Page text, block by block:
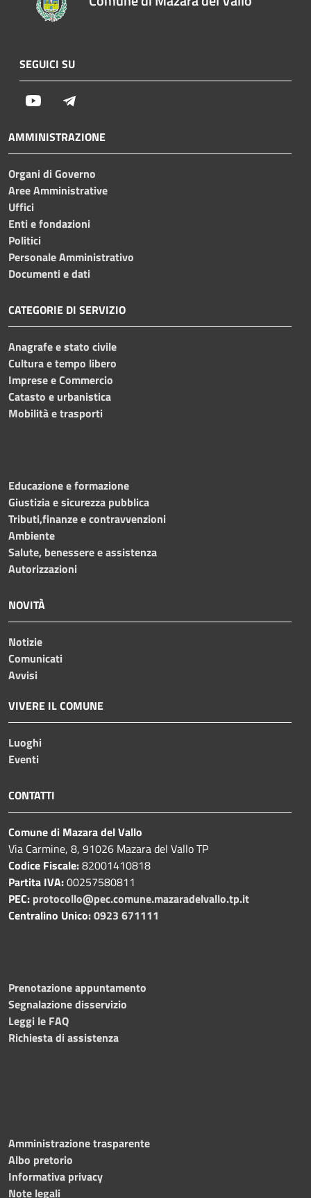
SEGUICI SU
Youtube
AMMINISTRAZIONE
Organi di Governo
Aree Amministrative
Uffici
Enti e fondazioni
Politici
Personale Amministrativo
Documenti e dati
CATEGORIE DI SERVIZIO
Anagrafe e stato civile
Cultura e tempo libero
Imprese e Commercio
Catasto e urbanistica
Mobilità e trasporti
Educazione e formazione
Giustizia e sicurezza pubblica
Tributi,finanze e contravvenzioni
Ambiente
Salute, benessere e assistenza
Autorizzazioni
NOVITÀ
Notizie
Comunicati
Avvisi
VIVERE IL COMUNE
Luoghi
Eventi
CONTATTI
Comune di Mazara del Vallo
Via Carmine, 8, 91026 Mazara del Vallo TP
Codice Fiscale:82001410818
Partita IVA:00257580811
PEC: protocollo@pec.comune.mazaradelvallo.tp.it
Centralino Unico:0923 671111
Prenotazione appuntamento
Segnalazione disservizio
Leggi le FAQ
Richiesta di assistenza
Amministrazione trasparente
Albo pretorio
Informativa privacy
Note legali